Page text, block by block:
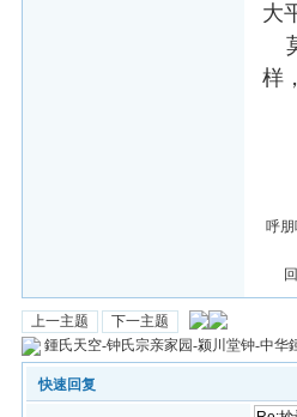
大
样
呼
上一主题
下一主题
鍾氏天空-钟氏宗亲家园-颍川堂钟-中华
快速回复